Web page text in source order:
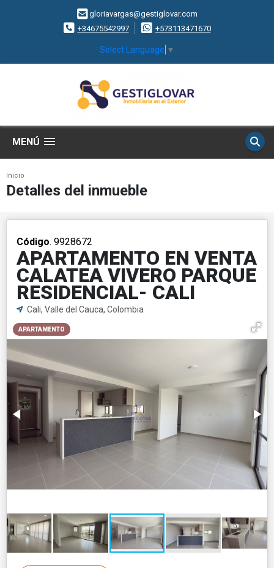
gloriavargas@gestiglovar.com
+34675542997
+573113471670
Select Language ▼
MENÚ
Inicio
Detalles del inmueble
Código. 9928672
APARTAMENTO EN VENTA
CALATEA VIVERO PARQUE
RESIDENCIAL- CALI
Cali, Valle del Cauca, Colombia
APARTAMENTO